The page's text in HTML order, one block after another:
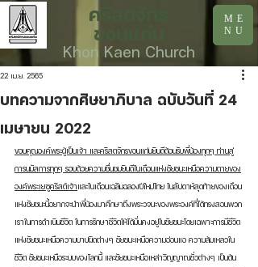
ME
NU
คริสตจักร
ขอนแก่น
Khon Kaen Church
บทความจากศิษยาภิบาล ฉบับวันที่ 24
เมษายน 2022
22 เม.ย. 2565
ขอบคุณองค์พระผู้เป็นเจ้า และคริสตจักรขอนแก่นยินดีต้อนรับพี่น้องทุกๆ ท่านสู่
การนมัสการทุกๆ รอบด้วยความชื่นชมยินดีในเดือนแห่งชัยชนะเหนือความตายของ
องค์พระเยซูคริสต์เจ้าและในเดือนเฉลิมฉลองปีใหม่ไทย ในสัปดาห์สุดท้ายของเดือน
แห่งชัยชนะนี้อยากจะนำพี่น้องมาศึกษาถึงพระวจนะของพระองค์ที่ได้ทรงสอนพวก
เราในการดำเนินชีวิต ในการรักษาชีวิตให้ได้มั่นคงอยู่ในชัยชนะโดยเฉพาะการมีชีวิต
แห่งชัยชนะเหนือความบาปผิดต่างๆ ชัยชนะเหนือความอ่อนแอ ความล้มเหลวใน
ชีวิต ชัยชนะเหนือระบบของโลกนี้ และชัยชนะเหนือเหล่าวิญญาณชั่วต่างๆ เป็นต้น